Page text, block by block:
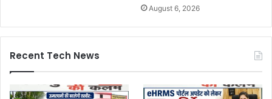
August 6, 2026
Recent Tech News